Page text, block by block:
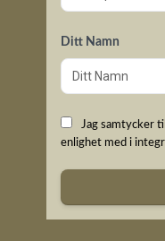
Ditt Namn
Jag samtycker
enlighet med i